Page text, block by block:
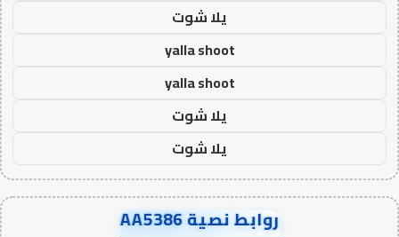
يلا شوت
yalla shoot
yalla shoot
يلا شوت
يلا شوت
روابط نصية AA5386